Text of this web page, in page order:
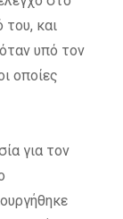
και
υπό τον
οποίες
για τον